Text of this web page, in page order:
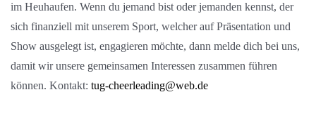
im Heuhaufen. Wenn du jemand bist oder jemanden kennst, der
sich finanziell mit unserem Sport, welcher auf Präsentation und
Show ausgelegt ist, engagieren möchte, dann melde dich bei uns,
damit wir unsere gemeinsamen Interessen zusammen führen
können. Kontakt: tug-cheerleading@web.de